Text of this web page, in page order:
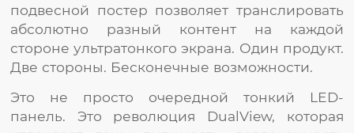
подвесной постер позволяет транслировать
абсолютно разный контент на каждой
стороне ультратонкого экрана. Один продукт.
Две стороны. Бесконечные возможности.
Это не просто очередной тонкий LED-
панель. Это революция DualView, которая